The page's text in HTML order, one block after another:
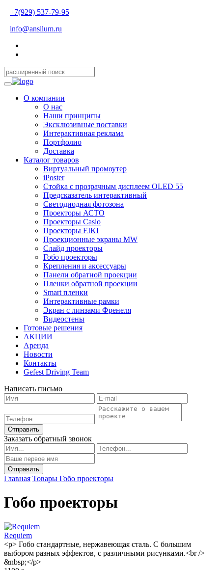
+7(929) 537-79-95
info@ansilum.ru
О компании
О нас
Наши принципы
Эксклюзивные поставки
Интерактивная реклама
Портфолио
Доставка
Каталог товаров
Виртуальный промоутер
iPoster
Стойка с прозрачным дисплеем OLED 55
Предсказатель интерактивный
Светодиодная фотозона
Проекторы АСТО
Проекторы Casio
Проекторы EIKI
Проекционные экраны MW
Слайд проекторы
Гобо проекторы
Крепления и аксессуары
Панели обратной проекции
Пленки обратной проекции
Smart пленки
Интерактивные рамки
Экран с линзами Френеля
Видеостены
Готовые решения
АКЦИИ
Аренда
Новости
Контакты
Gefest Driving Team
Написать письмо
Отправить
Заказать обратный звонок
Главная Товары Гобо проекторы
Гобо проекторы
Requiem
<p> Гобо стандартные, нержавеющая сталь. С большим
выбором разных эффектов, с различными рисунками.<br />
&nbsp;</p>